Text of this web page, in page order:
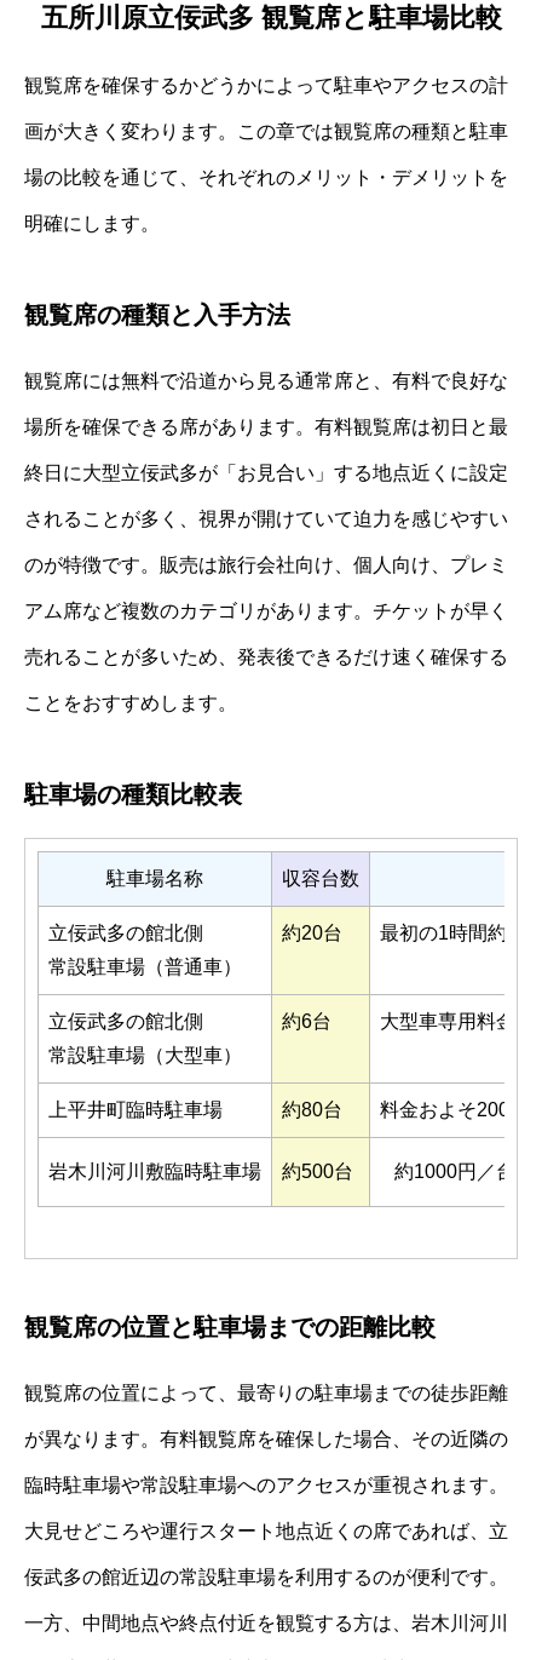
五所川原立佞武多 観覧席と駐車場比較
観覧席を確保するかどうかによって駐車やアクセスの計
画が大きく変わります。この章では観覧席の種類と駐車
場の比較を通じて、それぞれのメリット・デメリットを
明確にします。
観覧席の種類と入手方法
観覧席には無料で沿道から見る通常席と、有料で良好な
場所を確保できる席があります。有料観覧席は初日と最
終日に大型立佞武多が「お見合い」する地点近くに設定
されることが多く、視界が開けていて迫力を感じやすい
のが特徴です。販売は旅行会社向け、個人向け、プレミ
アム席など複数のカテゴリがあります。チケットが早く
売れることが多いため、発表後できるだけ速く確保する
ことをおすすめします。
駐車場の種類比較表
駐車場名称 収容台数
立佞武多の館北側
常設駐車場（普通車）
約20台 最初の1時間約
立佞武多の館北側
常設駐車場（大型車）
約6台 大型車専用料金
上平井町臨時駐車場 約80台 料金およそ2000
岩木川河川敷臨時駐車場 約500台 約1000円／台（
観覧席の位置と駐車場までの距離比較
観覧席の位置によって、最寄りの駐車場までの徒歩距離
が異なります。有料観覧席を確保した場合、その近隣の
臨時駐車場や常設駐車場へのアクセスが重視されます。
大見せどころや運行スタート地点近くの席であれば、立
佞武多の館近辺の常設駐車場を利用するのが便利です。
一方、中間地点や終点付近を観覧する方は、岩木川河川